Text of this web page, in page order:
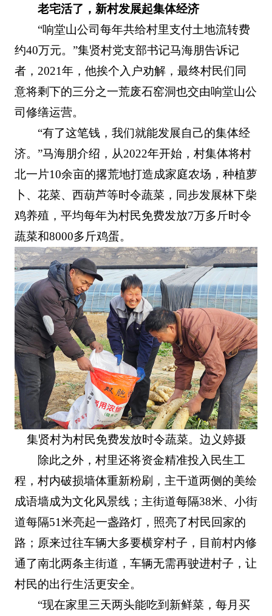
老宅活了，新村发展起集体经济
“响堂山公司每年共给村里支付土地流转费
约40万元。”集贤村党支部书记马海朋告诉记
者，2021年，他挨个入户劝解，最终村民们同
意将剩下的三分之一荒废石窑洞也交由响堂山公
司修缮运营。
“有了这笔钱，我们就能发展自己的集体经
济。”马海朋介绍，从2022年开始，村集体将村
北一片10余亩的撂荒地打造成家庭农场，种植萝
卜、花菜、西葫芦等时令蔬菜，同步发展林下柴
鸡养殖，平均每年为村民免费发放7万多斤时令
蔬菜和8000多斤鸡蛋。
集贤村为村民免费发放时令蔬菜。边义婷摄
除此之外，村里还将资金精准投入民生工
程，村内破损墙体重新粉刷，主干道两侧的美绘
成语墙成为文化风景线；主街道每隔38米、小街
道每隔51米亮起一盏路灯，照亮了村民回家的
路；原来过往车辆大多要横穿村子，目前村内修
通了南北两条主街道，车辆无需再驶进村子，让
村民的出行生活更安全。
“现在家里三天两头能吃到新鲜菜，每月买